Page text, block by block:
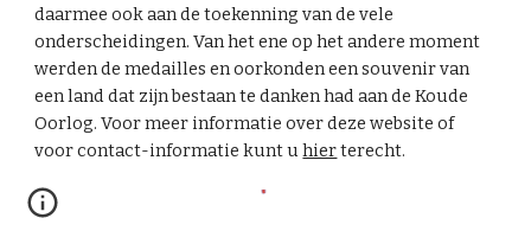
daarmee ook aan de toekenning van de vele
onderscheidingen. Van het ene op het andere moment
werden de medailles en oorkonden een souvenir van
een land dat zijn bestaan te danken had aan de Koude
Oorlog. Voor meer informatie over deze website of
voor contact-informatie kunt uhierterecht.